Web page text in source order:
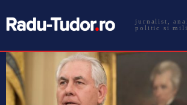
jurnalist,
politic si